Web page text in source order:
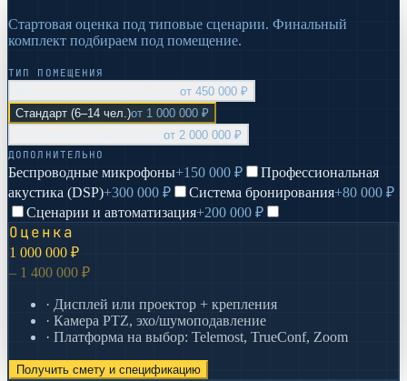
Стартовая оценка под типовые сценарии. Финальный
комплект подбираем под помещение.
ТИП ПОМЕЩЕНИЯ
от 450 000 ₽
Стандарт (6–14 чел.)от 1 000 000 ₽
от 2 000 000 ₽
ДОПОЛНИТЕЛЬНО
Беспроводные микрофоны+150 000 ₽
Профессиональная
акустика (DSP)+300 000 ₽ Система бронирования+80 000 ₽
Сценарии и автоматизация+200 000 ₽
Оценка
1 000 000 ₽
– 1 400 000 ₽
· Дисплей или проектор + крепления
· Камера PTZ, эхо/шумоподавление
· Платформа на выбор: Telemost, TrueConf, Zoom
Получить смету и спецификацию